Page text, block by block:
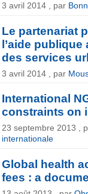
3 avril 2014 , par
Le partenariat
l’aide
des services
3 avril 2014 , par
International
constraints on
23 septembre 2013 ,
internationale
Global health
fees : a